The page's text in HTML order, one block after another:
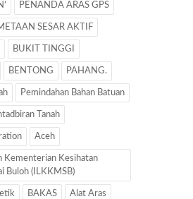
PENANDA ARAS GPS
SESAR AKTIF
BUKIT TINGGI
BENTONG PAHANG.
Pemindahan Bahan Batuan
Tanah
Aceh
Kementerian Kesihatan
Buloh (ILKKMSB)
BAKAS Alat Aras